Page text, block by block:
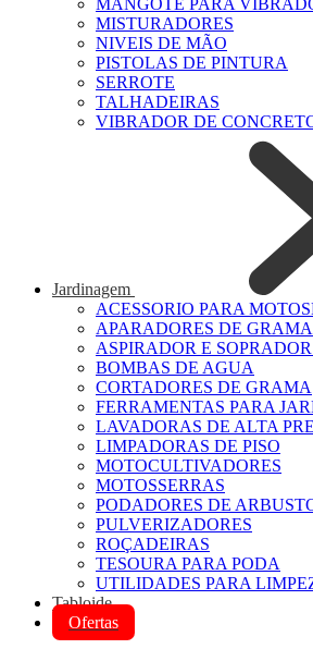
MANGOTE PARA
MISTURADORES
NIVEIS DE MÃO
PISTOLAS DE PINTURA
SERROTE
TALHADEIRAS
VIBRADOR DE
Jardinagem
ACESSORIO PARA
APARADORES DE GRAMA
ASPIRADOR E
BOMBAS DE AGUA
CORTADORES DE GRAMA
FERRAMENTAS PARA
LAVADORAS DE ALTA
LIMPADORAS DE PISO
MOTOCULTIVADORES
MOTOSSERRAS
PODADORES DE
PULVERIZADORES
ROÇADEIRAS
TESOURA PARA PODA
UTILIDADES PARA
Tabloide
Ofertas